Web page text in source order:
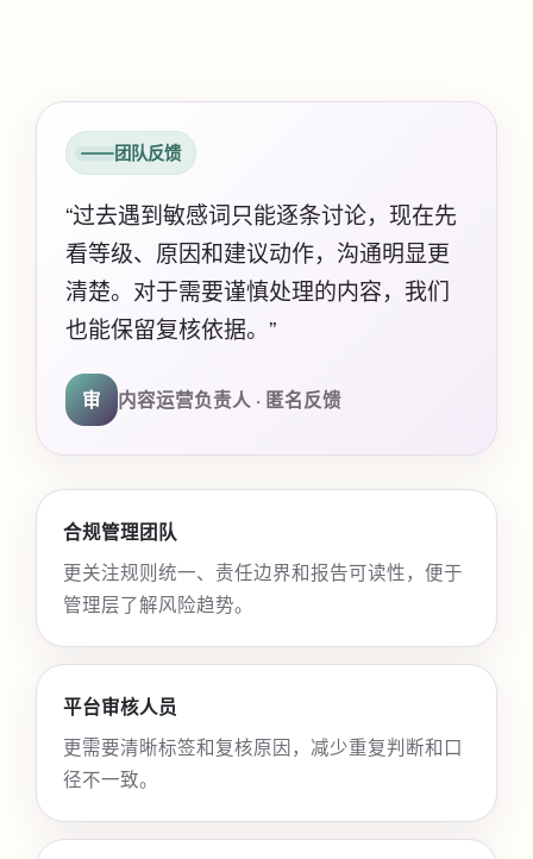
团队反馈
“过去遇到敏感词只能逐条讨论，现在先
看等级、原因和建议动作，沟通明显更
清楚。对于需要谨慎处理的内容，我们
也能保留复核依据。”
审 内容运营负责人 · 匿名反馈
合规管理团队
更关注规则统一、责任边界和报告可读性，便于
管理层了解风险趋势。
平台审核人员
更需要清晰标签和复核原因，减少重复判断和口
径不一致。